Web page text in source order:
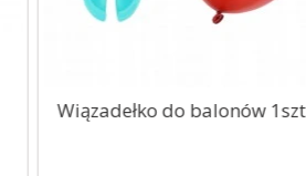
Wiązadełko do balonów 1szt